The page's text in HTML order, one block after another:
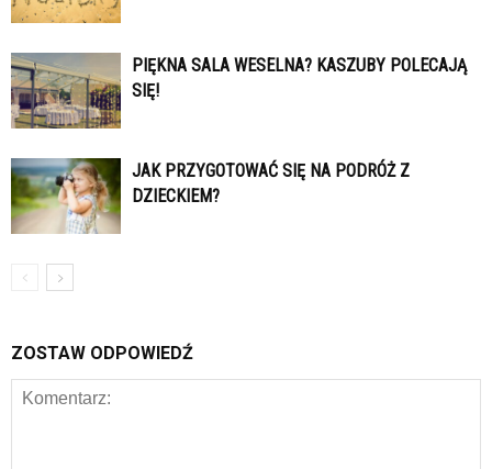
PIĘKNA SALA WESELNA? KASZUBY POLECAJĄ
SIĘ!
JAK PRZYGOTOWAĆ SIĘ NA PODRÓŻ Z
DZIECKIEM?
ZOSTAW ODPOWIEDŹ